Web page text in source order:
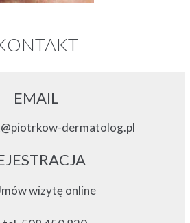
EMAIL
dermatolog.pl
wizytę online